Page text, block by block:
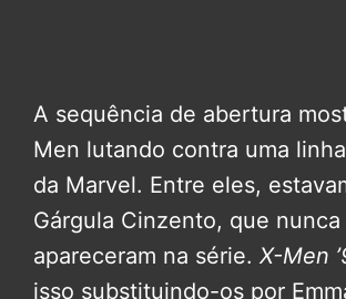
A sequência de abertura
Men lutando contra uma
da Marvel. Entre eles,
Gárgula Cinzento, que nunca
apareceram na série. X-Men
isso substituindo-os por